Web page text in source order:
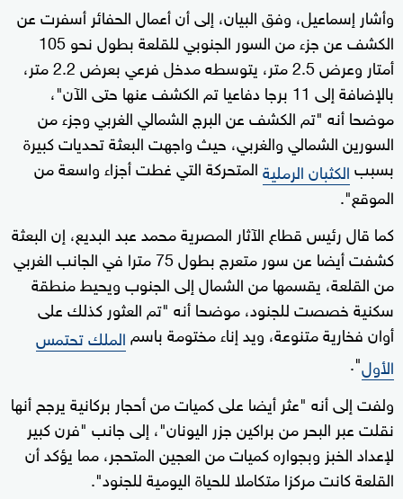
وأشار إسماعيل، وفق البيان، إلى أن أعمال الحفائر أسفرت عن
الكشف عن جزء من السور الجنوبي للقلعة بطول نحو 105
أمتار وعرض 2.5 متر، يتوسطه مدخل فرعي بعرض 2.2 متر،
بالإضافة إلى 11 برجا دفاعيا تم الكشف عنها حتى الآن"،
موضحا أنه "تم الكشف عن البرج الشمالي الغربي وجزء من
السورين الشمالي والغربي، حيث واجهت البعثة تحديات كبيرة
بسببالكثبان الرمليةالمتحركة التي غطت أجزاء واسعة من
الموقع".
كما قال رئيس قطاع الآثار المصرية محمد عبد البديع، إن البعثة
كشفت أيضا عن سور متعرج بطول 75 مترا في الجانب الغربي
من القلعة، يقسمها من الشمال إلى الجنوب ويحيط منطقة
سكنية خصصت للجنود، موضحا أنه "تم العثور كذلك على
أوان فخارية متنوعة، ويد إناء مختومة باسم الملك تحتمس
الأول".
ولفت إلى أنه "عثر أيضا على كميات من أحجار بركانية يرجح أنها
نقلت عبر البحر من براكين جزر اليونان"، إلى جانب "فرن كبير
لإعداد الخبز وبجواره كميات من العجين المتحجر، مما يؤكد أن
القلعة كانت مركزا متكاملا للحياة اليومية للجنود".